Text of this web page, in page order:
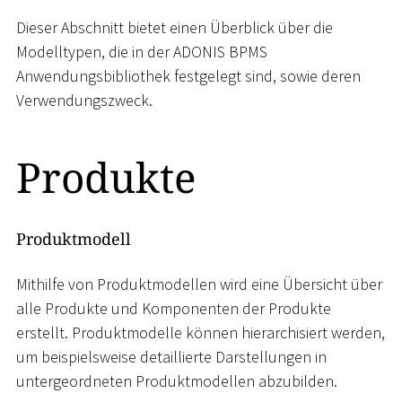
Dieser Abschnitt bietet einen Überblick über die
Modelltypen, die in der ADONIS BPMS
Anwendungsbibliothek festgelegt sind, sowie deren
Verwendungszweck.
Produkte
Produktmodell
Mithilfe von Produktmodellen wird eine Übersicht über
alle Produkte und Komponenten der Produkte
erstellt. Produktmodelle können hierarchisiert werden,
um beispielsweise detaillierte Darstellungen in
untergeordneten Produktmodellen abzubilden.